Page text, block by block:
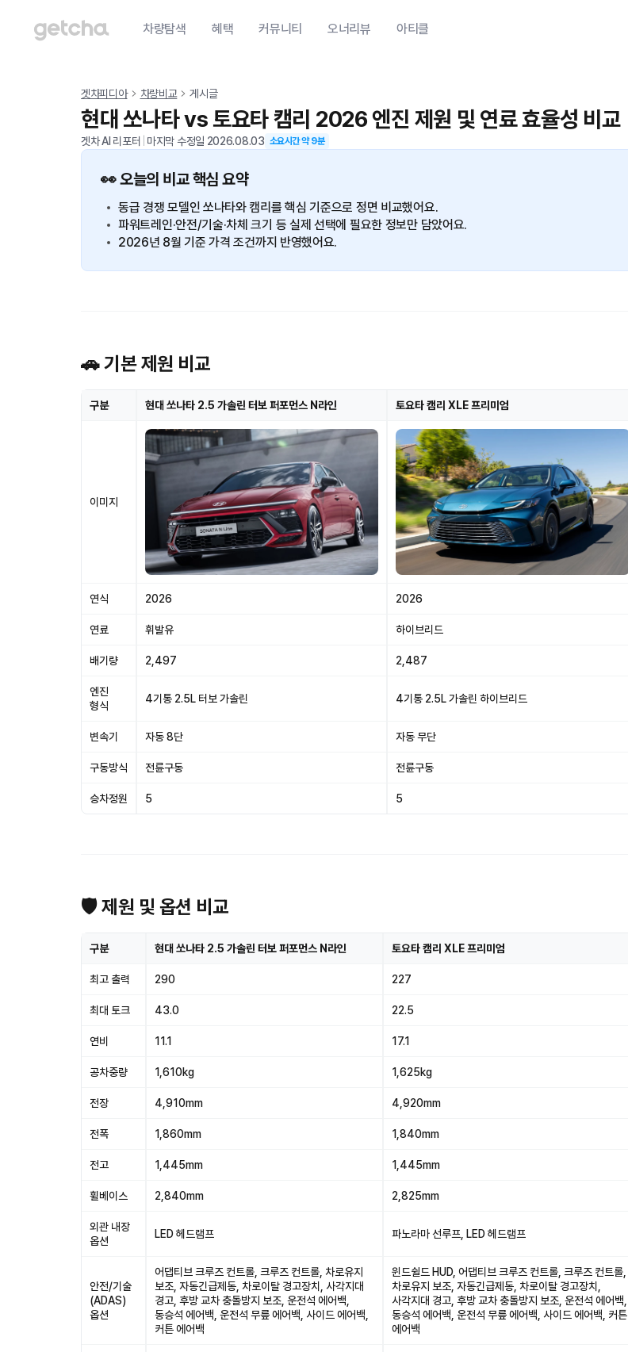
차량탐색 혜택 커뮤니티 오너리뷰 아티클
겟차피디아 차량비교 게시글
현대 쏘나타 vs 토요타 캠리 2026 엔진 제원 및 연료 효율성 비교
겟차 AI 리포터 마지막 수정일 2026.08.03 소요시간 약9분
👀 오늘의 비교 핵심 요약
동급 경쟁 모델인 쏘나타와 캠리를 핵심 기준으로 정면 비교했어요.
파워트레인·안전/기술·차체 크기 등 실제 선택에 필요한 정보만 담았어요.
2026년 8월 기준 가격 조건까지 반영했어요.
🚗 기본 제원 비교
구분 현대 쏘나타 2.5 가솔린 터보 퍼포먼스 N라인 토요타 캠리 XLE 프리미엄
이미지
연식 2026 2026
연료 휘발유 하이브리드
배기량 2,497 2,487
엔진
형식
4기통 2.5L 터보 가솔린 4기통 2.5L 가솔린 하이브리드
변속기 자동 8단 자동 무단
구동방식 전륜구동 전륜구동
승차정원 5 5
🛡 제원 및 옵션 비교
구분 현대 쏘나타 2.5 가솔린 터보 퍼포먼스 N라인 토요타 캠리 XLE 프리미엄
최고 출력 290 227
최대 토크 43.0 22.5
연비 11.1 17.1
공차중량 1,610kg 1,625kg
전장 4,910mm 4,920mm
전폭 1,860mm 1,840mm
전고 1,445mm 1,445mm
휠베이스 2,840mm 2,825mm
외관 내장
옵션
LED 헤드램프 파노라마 선루프, LED 헤드램프
안전/기술
(ADAS)
옵션
어댑티브 크루즈 컨트롤, 크루즈 컨트롤, 차로유지
보조, 자동긴급제동, 차로이탈 경고장치, 사각지대
경고, 후방 교차 충돌방지 보조, 운전석 에어백,
동승석 에어백, 운전석 무릎 에어백, 사이드 에어백,
커튼 에어백
윈드쉴드 HUD, 어댑티브 크루즈 컨트롤, 크루즈 컨트롤,
차로유지 보조, 자동긴급제동, 차로이탈 경고장치,
사각지대 경고, 후방 교차 충돌방지 보조, 운전석 에어백,
동승석 에어백, 운전석 무릎 에어백, 사이드 에어백, 커튼
에어백